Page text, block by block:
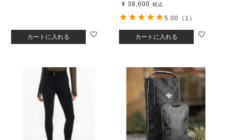
カートに入れる
¥ 38,600 税込
カートに入れる
5.00 （1）